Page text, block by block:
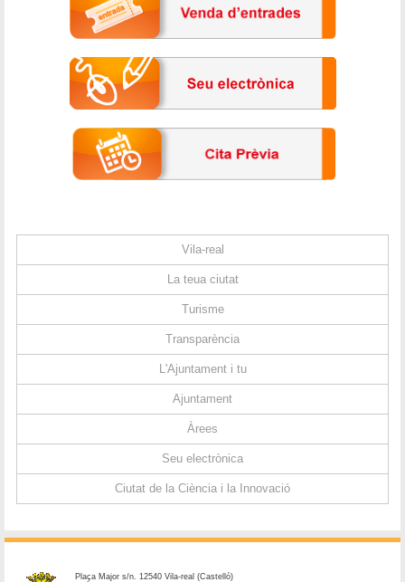
Vila-real
La teua ciutat
Turisme
Transparència
L'Ajuntament i tu
Ajuntament
Àrees
Seu electrònica
Ciutat de la Ciència i la Innovació
Plaça Major s/n. 12540 Vila-real (Castelló)